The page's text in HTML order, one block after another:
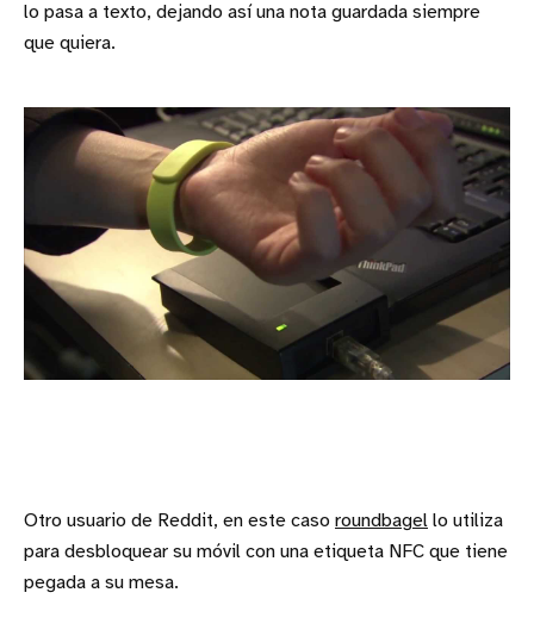
lo pasa a texto, dejando así una nota guardada siempre
que quiera.
Otro usuario de Reddit, en este caso roundbagel lo utiliza
para desbloquear su móvil con una etiqueta NFC que tiene
pegada a su mesa.